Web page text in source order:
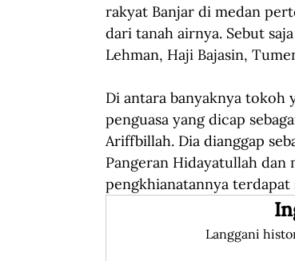
rakyat Banjar di medan
dari tanah airnya. Sebut
Lehman, Haji Bajasin,
Di antara banyaknya tokoh
penguasa yang dicap
Ariffbillah. Dia dianggap
Pangeran Hidayatullah dan
pengkhianatannya terdapat
Langgani